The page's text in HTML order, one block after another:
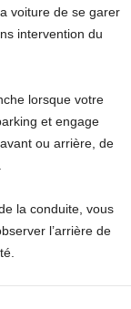
voiture de se garer
intervention du
lorsque votre
et engage
ou arrière, de
la conduite, vous
l’arrière de